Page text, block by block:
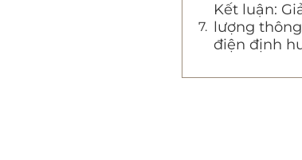
Kết luận:
lượng
điện định